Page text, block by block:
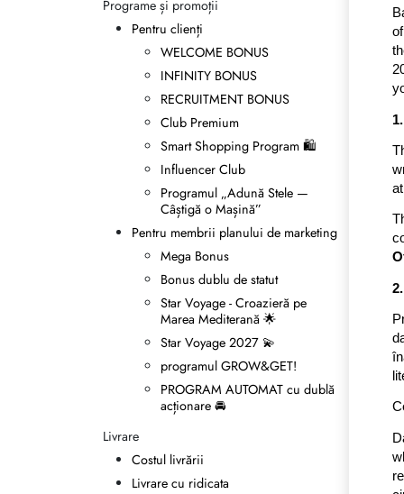
Reguli de moștenirePrograme și promoții
Pentru clienți
WELCOME BONUS
INFINITY BONUS
RECRUITMENT BONUS
Club Premium
Smart Shopping Program 🛍
Influencer Club
Programul „Adună Stele —
Câștigă o Mașină”
Pentru membrii planului de marketing
Mega Bonus
Bonus dublu de statut
Star Voyage - Croazieră pe
Marea Mediterană 🌟
Star Voyage 2027 💫
programul GROW&GET!
PROGRAM AUTOMAT cu dublă
acționare 🚘
Livrare
Costul livrării
Livrare cu ridicata